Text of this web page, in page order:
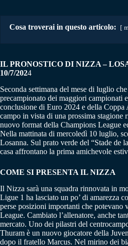
Cosa troverai in questo articolo:
IL PRONOSTICO DI NIZZA –
10/7/2024
Seconda settimana del mese di luglio
precampionato dei maggiori campionati
conclusione di Euro 2024 e della Coppa
campo in vista di una prossima stagione
nuovo format della Champions League
Nella mattinata di mercoledì 10 luglio,
Losanna. Sul prato verde del “Stade de
casa affrontano la prima amichevole
COME SI PRESENTA IL NIZZA
Il Nizza sarà una squadra rinnovata in
Ligue 1 ha lasciato un po’ di amarezza
perse posizioni importanti che potevano
League. Cambiato l’allenatore, anche
mercato. Uno dei pilastri del
Thuram è un nuovo giocatore della
dopo il fratello Marcus. Nel mirino dei